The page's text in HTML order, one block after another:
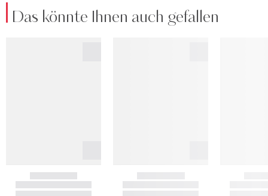
Das könnte Ihnen auch gefallen